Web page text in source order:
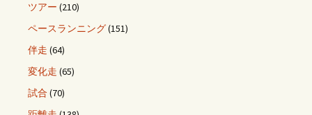
ツアー (210)
ペースランニング(151)
伴走 (64)
変化走 (65)
試合 (70)